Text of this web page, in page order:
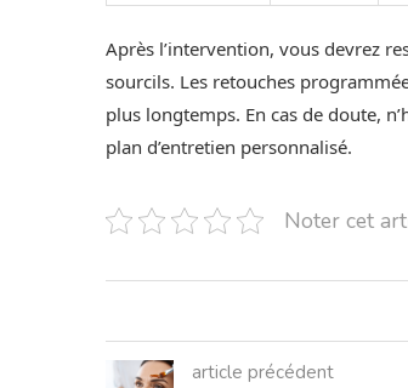
Après l’intervention, vous devrez
sourcils. Les retouches
plus longtemps. En cas de doute,
plan d’entretien personnalisé.
Noter cet
article précédent